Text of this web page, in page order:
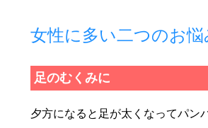
女性に多い二つのお悩
足のむくみに
夕方になると足が太くなってパン